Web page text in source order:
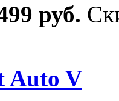
руб.
Auto V